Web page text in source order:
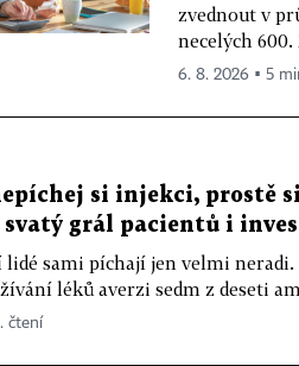
zvednout v
necelých
6. 8. 2026 ▪ 5
si injekci, prostě
grál pacientů i
lidé sami píchají jen velmi
léků averzi sedm z deseti
čtení